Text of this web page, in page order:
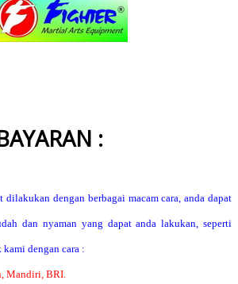
:
dilakukan dengan berbagai macam cara, anda dapat
dan nyaman yang dapat anda lakukan, seperti
kami dengan cara :
Mandiri, BRI.